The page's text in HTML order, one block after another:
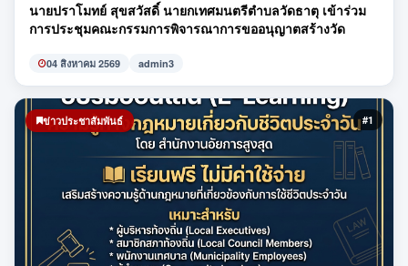
นายปราโมทย์ สุขสวัสดิ์ นายกเทศมนตรีตำบลวัดธาตุ เข้าร่วม
การประชุมคณะกรรมการพิจารณาการขออนุญาตสร้างวัด
04 สิงหาคม 2569 admin3
ข่าวประชาสัมพันธ์ #1